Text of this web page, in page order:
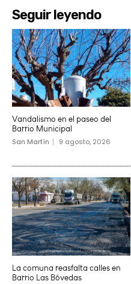
Seguir leyendo
Vandalismo en el paseo del
Barrio Municipal
San Martín 9 agosto, 2026
La comuna reasfalta calles en
Barrio Las Bóvedas